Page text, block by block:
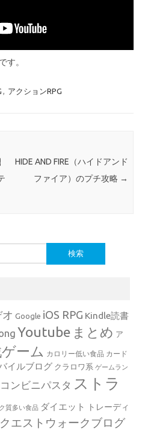
す。
, アクションRPG
HIDE AND FIRE（ハイドアンド
ファイア）のプチ攻略 →
Google iOS RPG Kindle読書
Youtube まとめ ア
ーム カロリー低い食品 カード
イルブログ クラロワ系 ゲームラン
コンビニパスタ ストラ
質多い食品 ダイエット
トレーディ
エストウォークブログ